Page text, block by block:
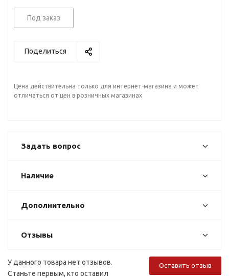
Под заказ
Поделиться
Цена действительна только для интернет-магазина и может
отличаться от цен в розничных магазинах
Задать вопрос
Наличие
Дополнительно
Отзывы
Оставить отзыв
У данного товара нет отзывов.
Станьте первым, кто оставил